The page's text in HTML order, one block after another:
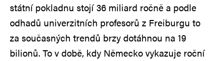
státní pokladnu stojí 36 miliard ročně a podle
odhadů univerzitních profesorů z Freiburgu to
za současných trendů brzy dotáhnou na 19
bilionů. To v době, kdy Německo vykazuje roční